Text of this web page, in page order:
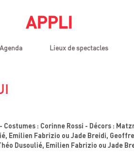
APPLI
Agenda Lieux de spectacles
Costumes : Corinne Rossi - Décors :
Emilien Fabrizio ou Jade Breidi,
Dusoulié, Emilien Fabrizio ou Jade